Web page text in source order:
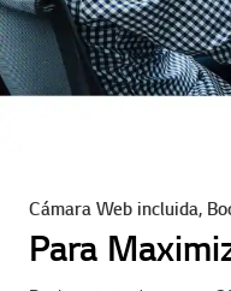
Cámara Web incluida,
Para